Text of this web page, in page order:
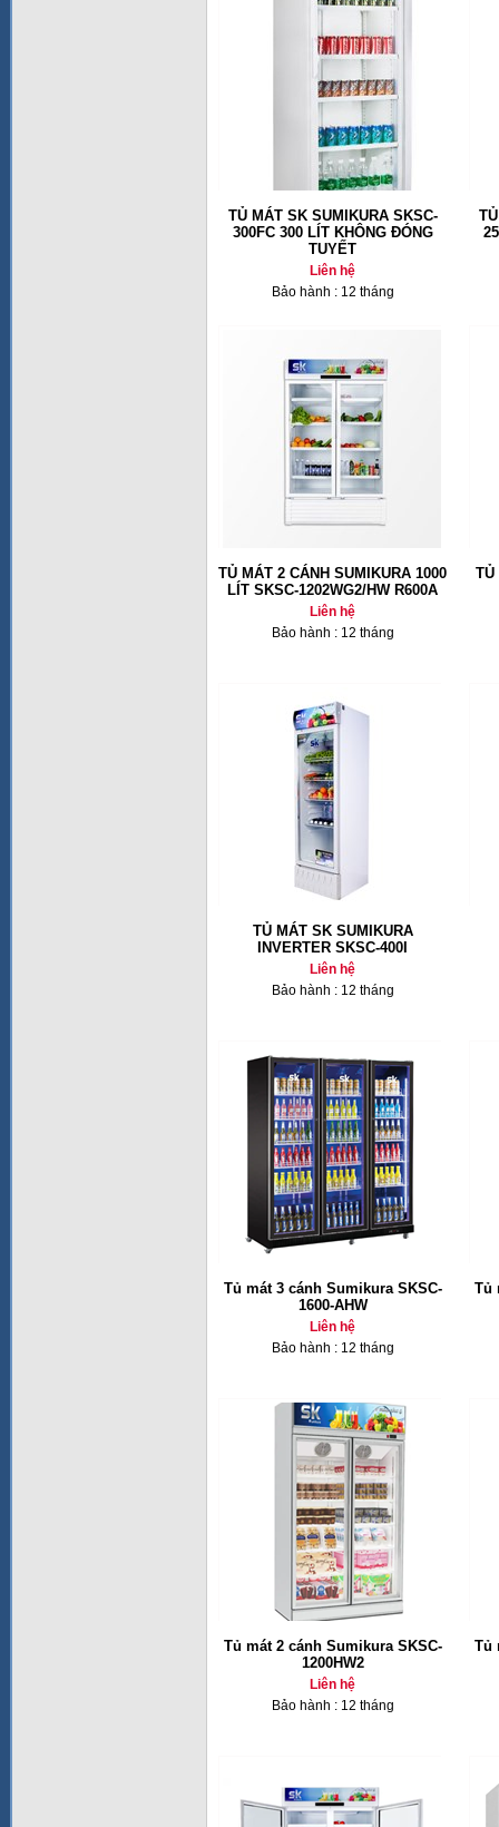
TỦ MÁT SK SUMIKURA SKSC-
300FC 300 LÍT KHÔNG ĐÓNG
TUYẾT
Liên hệ
Bảo hành : 12 tháng
TỦ MÁT 2 CÁNH SUMIKURA 1000
LÍT SKSC-1202WG2/HW R600A
Liên hệ
Bảo hành : 12 tháng
TỦ
TỦ MÁT SK SUMIKURA
INVERTER SKSC-400I
Liên hệ
Bảo hành : 12 tháng
Tủ mát 3 cánh Sumikura SKSC-
1600-AHW
Liên hệ
Bảo hành : 12 tháng
Tủ
Tủ mát 2 cánh Sumikura SKSC-
1200HW2
Liên hệ
Bảo hành : 12 tháng
Tủ